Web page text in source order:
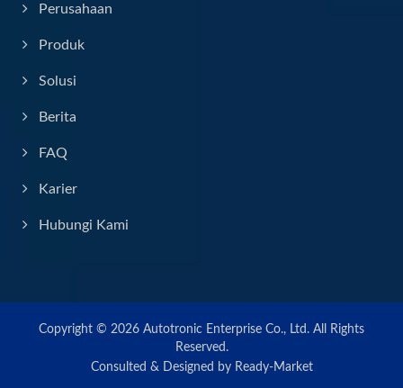
Perusahaan
Produk
Solusi
Berita
FAQ
Karier
Hubungi Kami
Copyright © 2026 Autotronic Enterprise Co., Ltd. All Rights
Reserved.
Consulted & Designed by Ready-Market